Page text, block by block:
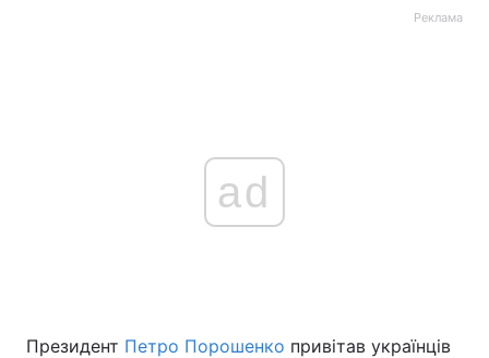
Реклама
ad
Президент Петро Порошенко привітав українців